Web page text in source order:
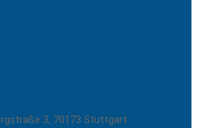
3, 70173 Stuttgart